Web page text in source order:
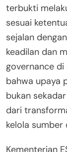
terbukti
sesuai
sejalan
keadilan dan
governance
bahwa upaya
bukan
dari
kelola sumber
Kementerian